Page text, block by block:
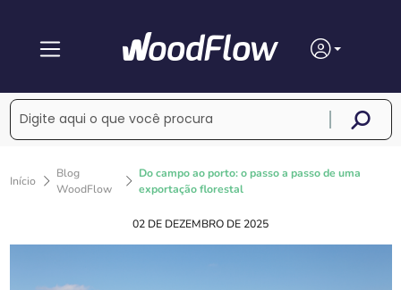
Início
Blog
WoodFlow
Do campo ao porto: o passo a passo de uma
exportação florestal
02 DE DEZEMBRO DE 2025